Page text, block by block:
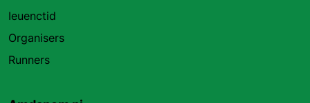
Ieuenctid
Organisers
Runners